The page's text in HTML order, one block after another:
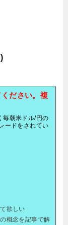
ださい。複
毎朝米ドル/円の
ードをされてい
欲しい
概念を記事で解